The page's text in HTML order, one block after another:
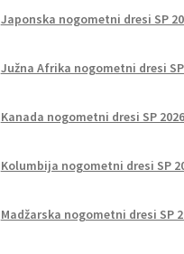
Japonska nogometni dresi SP
Južna Afrika nogometni dresi SP
Kanada nogometni dresi SP 2026
Kolumbija nogometni dresi SP
Madžarska nogometni dresi SP